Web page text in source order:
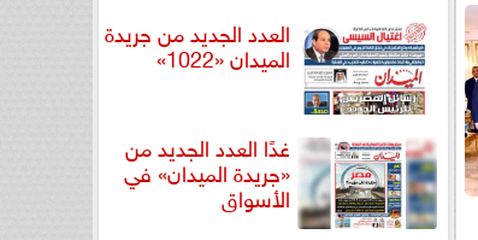
العدد الجديد من جريدة
الميدان «1022»
غدًا العدد الجديد من
«جريدة الميدان» في
الأسواق